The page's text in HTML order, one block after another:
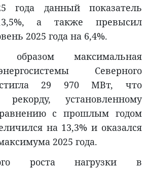
года данный показатель
а также превысил
2025 года на 6,4%.
образом максимальная
Северного
29 970 МВт, что
рекорду, установленному
с прошлым годом
на 13,3% и оказался
2025 года.
роста нагрузки в